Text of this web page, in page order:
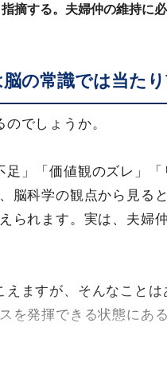
摘する。夫婦仲の維持に
脳の常識では当た
でしょうか。
」「価値観のズレ」
脳科学の観点から見る
られます。実は、夫婦
ますが、そんなこと
を発揮できる状態にあ